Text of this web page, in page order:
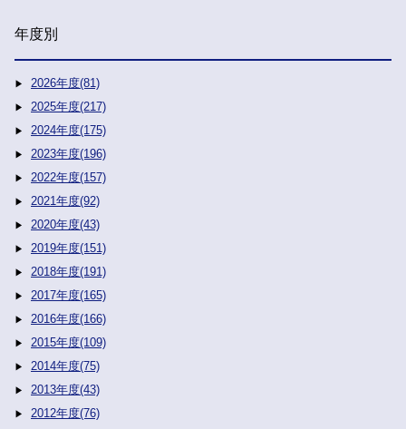
年度別
2026年度(81)
2025年度(217)
2024年度(175)
2023年度(196)
2022年度(157)
2021年度(92)
2020年度(43)
2019年度(151)
2018年度(191)
2017年度(165)
2016年度(166)
2015年度(109)
2014年度(75)
2013年度(43)
2012年度(76)